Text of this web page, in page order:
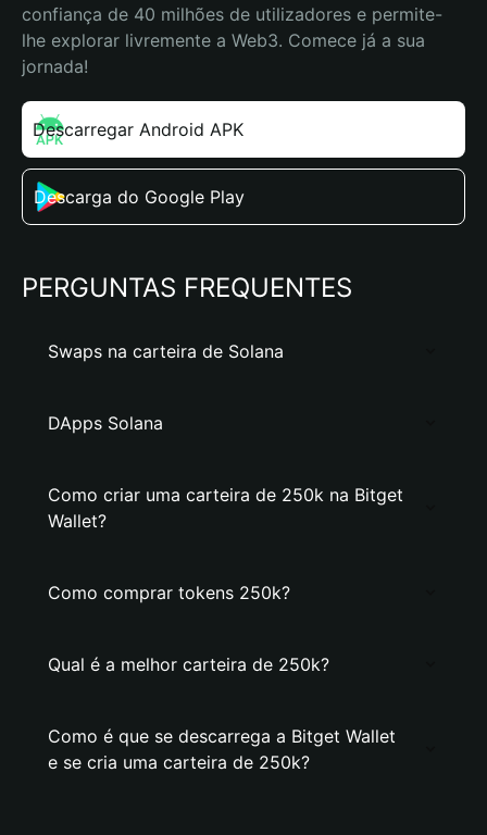
confiança de 40 milhões de utilizadores e permite-
lhe explorar livremente a Web3. Comece já a sua
jornada!
Descarregar Android APK
Descarga do Google Play
PERGUNTAS FREQUENTES
Swaps na carteira de Solana
DApps Solana
Como criar uma carteira de 250k na Bitget
Wallet?
Como comprar tokens 250k?
Qual é a melhor carteira de 250k?
Como é que se descarrega a Bitget Wallet
e se cria uma carteira de 250k?